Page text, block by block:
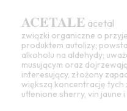
ACETALE acetal
związki organiczne o
produktem autolizy;
alkoholu na aldehydy;
musującym oraz
interesujący, złożony
większą koncentrację
utlenione sherry, vin jaune